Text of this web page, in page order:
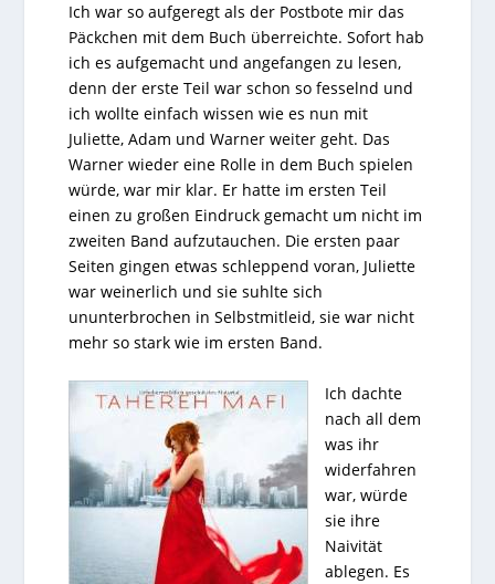
Ich war so aufgeregt als der Postbote mir das
Päckchen mit dem Buch überreichte. Sofort hab
ich es aufgemacht und angefangen zu lesen,
denn der erste Teil war schon so fesselnd und
ich wollte einfach wissen wie es nun mit
Juliette, Adam und Warner weiter geht. Das
Warner wieder eine Rolle in dem Buch spielen
würde, war mir klar. Er hatte im ersten Teil
einen zu großen Eindruck gemacht um nicht im
zweiten Band aufzutauchen. Die ersten paar
Seiten gingen etwas schleppend voran, Juliette
war weinerlich und sie suhlte sich
ununterbrochen in Selbstmitleid, sie war nicht
mehr so stark wie im ersten Band.
Ich dachte
nach all dem
was ihr
widerfahren
war, würde
sie ihre
Naivität
ablegen. Es